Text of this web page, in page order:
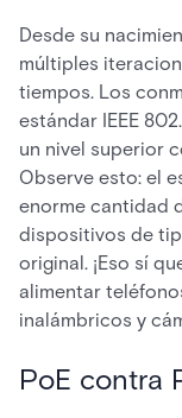
Desde su
múltiples
tiempos. Los
estándar IEEE
un nivel superior
Observe esto: el
enorme cantidad
dispositivos de
original. ¡Eso sí
alimentar
inalámbricos y
PoE contra